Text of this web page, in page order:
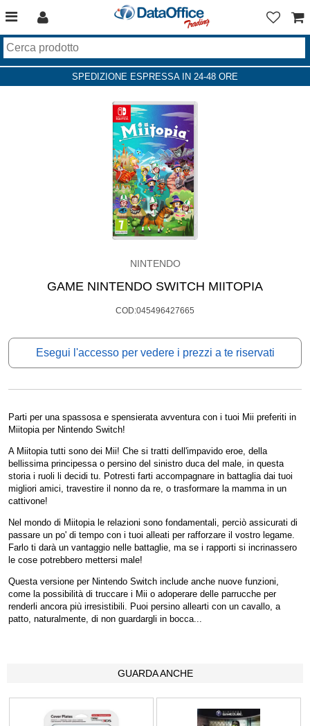
SPEDIZIONE ESPRESSA IN 24-48 ORE
NINTENDO
GAME NINTENDO SWITCH MIITOPIA
COD:045496427665
Esegui l'accesso per vedere i prezzi a te riservati
Parti per una spassosa e spensierata avventura con i tuoi Mii preferiti in
Miitopia per Nintendo Switch!
A Miitopia tutti sono dei Mii! Che si tratti dell'impavido eroe, della
bellissima principessa o persino del sinistro duca del male, in questa
storia i ruoli li decidi tu. Potresti farti accompagnare in battaglia dai tuoi
migliori amici, travestire il nonno da re, o trasformare la mamma in un
cattivone!
Nel mondo di Miitopia le relazioni sono fondamentali, perciò assicurati di
passare un po' di tempo con i tuoi alleati per rafforzare il vostro legame.
Farlo ti darà un vantaggio nelle battaglie, ma se i rapporti si incrinassero
le cose potrebbero mettersi male!
Questa versione per Nintendo Switch include anche nuove funzioni,
come la possibilità di truccare i Mii o adoperare delle parrucche per
renderli ancora più irresistibili. Puoi persino allearti con un cavallo, a
patto, naturalmente, di non guardargli in bocca...
GUARDA ANCHE